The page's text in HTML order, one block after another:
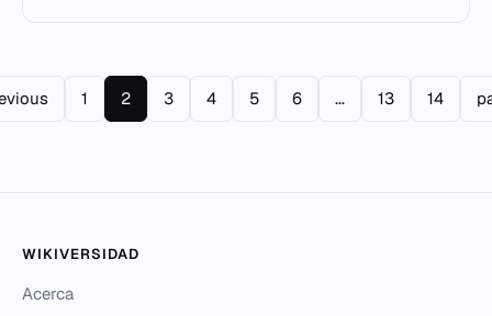
1 2 3 4 5 6 ... 13 14
WIKIVERSIDAD
Acerca